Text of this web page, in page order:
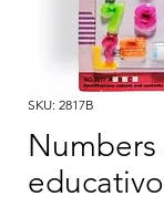
SKU: 2817B
educativo